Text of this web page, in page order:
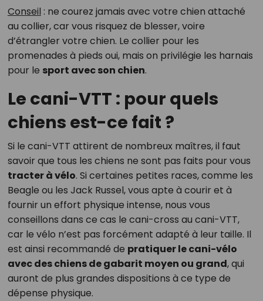
Conseil : ne courez jamais avec votre chien attaché
au collier, car vous risquez de blesser, voire
d’étrangler votre chien. Le collier pour les
promenades à pieds oui, mais on privilégie les harnais
pour le sport avec son chien.
Le cani-VTT : pour quels
chiens est-ce fait ?
Si le cani-VTT attirent de nombreux maîtres, il faut
savoir que tous les chiens ne sont pas faits pour vous
tracter à vélo. Si certaines petites races, comme les
Beagle ou les Jack Russel, vous apte à courir et à
fournir un effort physique intense, nous vous
conseillons dans ce cas le cani-cross au cani-VTT,
car le vélo n’est pas forcément adapté à leur taille. Il
est ainsi recommandé de pratiquer le cani-vélo
avec des chiens de gabarit moyen ou grand, qui
auront de plus grandes dispositions à ce type de
dépense physique.